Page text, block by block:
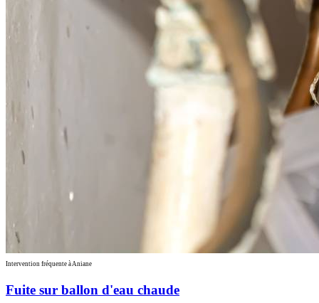
Intervention fréquente à Aniane
Fuite sur ballon d'eau chaude